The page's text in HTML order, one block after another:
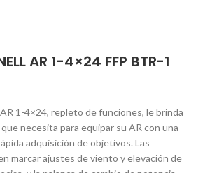
AR 1-4×24 FFP BTR-1
1-4×24, repleto de funciones, le brinda
necesita para equipar su AR con una
adquisición de objetivos. Las
marcar ajustes de viento y elevación de